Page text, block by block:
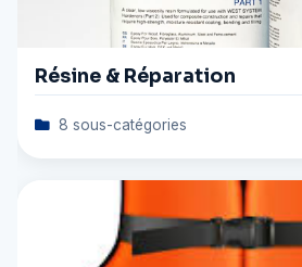
Résine & Réparation
8 sous-catégories